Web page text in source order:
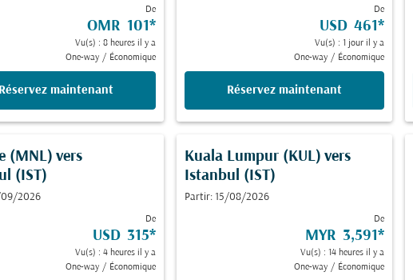
De
OMR 101*
Vu(s) : 8 heures il y a
One-way / Économique
Réservez maintenant
De
USD 461*
Vu(s) : 1 jour il y a
One-way / Économique
Réservez maintenant
(MNL) vers
(IST)
09/2026
De
USD 315*
Vu(s) : 4 heures il y a
One-way / Économique
Kuala Lumpur (KUL) vers
Istanbul (IST)
Partir: 15/08/2026
De
MYR 3,591*
Vu(s) : 14 heures il y a
One-way / Économique